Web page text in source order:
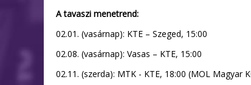
A tavaszi menetrend:
02.01. (vasárnap): KTE – Szeged, 15:00
02.08. (vasárnap): Vasas – KTE, 15:00
02.11. (szerda): MTK - KTE, 18:00 (MOL Magyar